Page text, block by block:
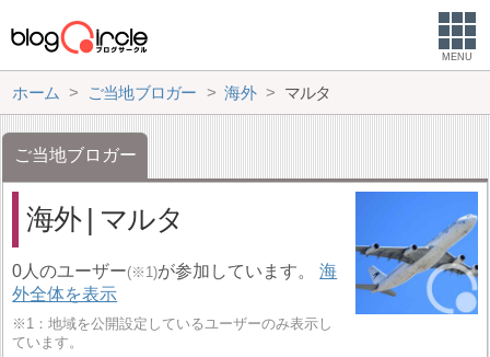
MENU
ホーム ご当地ブロガー 海外 マルタ
ご当地ブロガー
海外 | マルタ
0人のユーザー(※1)が参加しています。海
外全体を表示
※1：地域を公開設定しているユーザーのみ表示し
ています。